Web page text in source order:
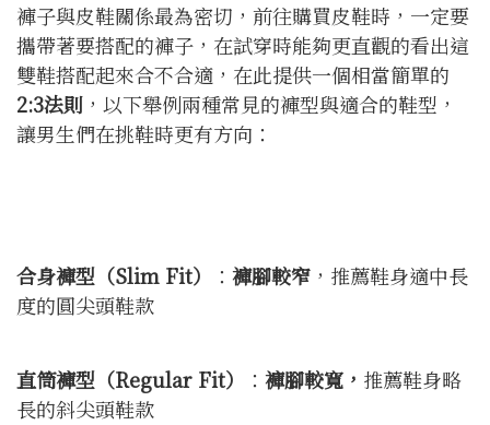
褲子與皮鞋關係最為密切，前往購買皮鞋時，一定要
攜帶著要搭配的褲子，在試穿時能夠更直觀的看出這
雙鞋搭配起來合不合適，在此提供一個相當簡單的
2:3法則 ，以下舉例兩種常見的褲型與適合的鞋型，
讓男生們在挑鞋時更有方向：
合身褲型（Slim Fit） ： 褲腳較窄 ，推薦鞋身適中長
度的圓尖頭鞋款
直筒褲型（Regular Fit） ： 褲腳較寬， 推薦鞋身略
長的斜尖頭鞋款